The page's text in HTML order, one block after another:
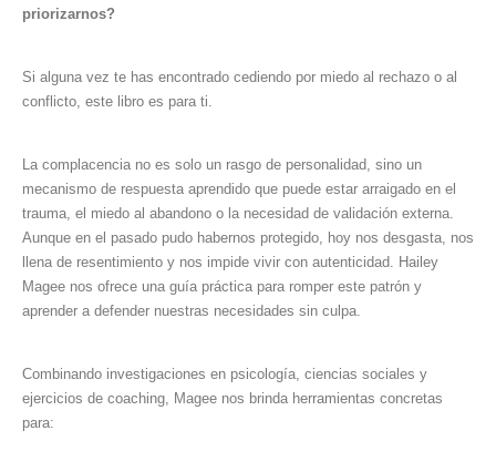
priorizarnos?
Si alguna vez te has encontrado cediendo por miedo al rechazo o al
conflicto, este libro es para ti.
La complacencia no es solo un rasgo de personalidad, sino un
mecanismo de respuesta aprendido que puede estar arraigado en el
trauma, el miedo al abandono o la necesidad de validación externa.
Aunque en el pasado pudo habernos protegido, hoy nos desgasta, nos
llena de resentimiento y nos impide vivir con autenticidad. Hailey
Magee nos ofrece una guía práctica para romper este patrón y
aprender a defender nuestras necesidades sin culpa.
Combinando investigaciones en psicología, ciencias sociales y
ejercicios de coaching, Magee nos brinda herramientas concretas
para: